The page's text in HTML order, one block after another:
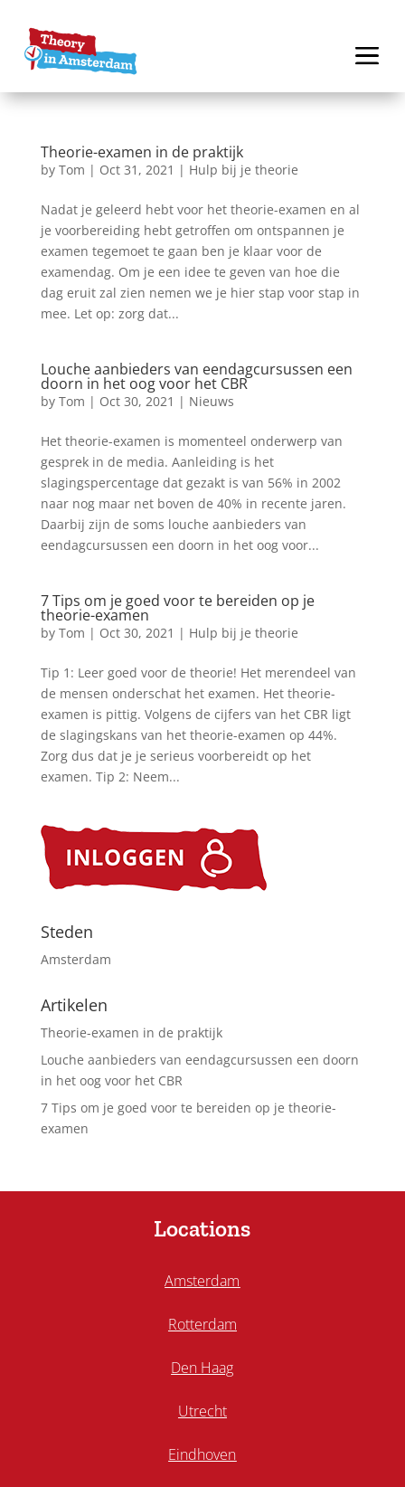
Theorie-examen in de praktijk
by Tom | Oct 31, 2021 | Hulp bij je theorie
Nadat je geleerd hebt voor het theorie-examen en al
je voorbereiding hebt getroffen om ontspannen je
examen tegemoet te gaan ben je klaar voor de
examendag. Om je een idee te geven van hoe die
dag eruit zal zien nemen we je hier stap voor stap in
mee. Let op: zorg dat...
Louche aanbieders van eendagcursussen een
doorn in het oog voor het CBR
by Tom | Oct 30, 2021 | Nieuws
Het theorie-examen is momenteel onderwerp van
gesprek in de media. Aanleiding is het
slagingspercentage dat gezakt is van 56% in 2002
naar nog maar net boven de 40% in recente jaren.
Daarbij zijn de soms louche aanbieders van
eendagcursussen een doorn in het oog voor...
7 Tips om je goed voor te bereiden op je
theorie-examen
by Tom | Oct 30, 2021 | Hulp bij je theorie
Tip 1: Leer goed voor de theorie! Het merendeel van
de mensen onderschat het examen. Het theorie-
examen is pittig. Volgens de cijfers van het CBR ligt
de slagingskans van het theorie-examen op 44%.
Zorg dus dat je je serieus voorbereidt op het
examen. Tip 2: Neem...
Steden
Amsterdam
Artikelen
Theorie-examen in de praktijk
Louche aanbieders van eendagcursussen een doorn
in het oog voor het CBR
7 Tips om je goed voor te bereiden op je theorie-
examen
Locations
Amsterdam
Rotterdam
Den Haag
Utrecht
Eindhoven